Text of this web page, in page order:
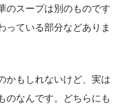
のスープは別のものです
っている部分などありま
かもしれないけど、実は
のなんです。どちらにも